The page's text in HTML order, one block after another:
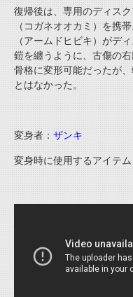
復帰後は、専用のディス
（コガネオオカミ）を携
（アームドヒビキ）がデ
鎧を纏うように、古傷の
骨格に変形可能だったが
とはなかった。
変身者： ザンキ
変身時に使用するアイテム